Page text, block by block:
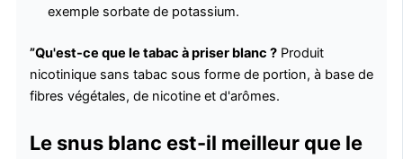
exemple sorbate de potassium.
”Qu'est-ce que le tabac à priser blanc ?Produit
nicotinique sans tabac sous forme de portion, à base de
fibres végétales, de nicotine et d'arômes.
Le snus blanc est-il meilleur que le